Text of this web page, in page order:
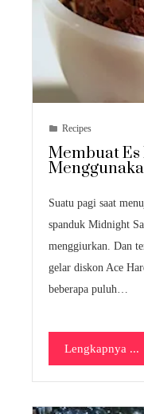
Recipes
Membuat
Suatu pagi saat
spanduk Midnight
menggiurkan. Dan
gelar diskon Ace
beberapa puluh…
Lengkapnya ...